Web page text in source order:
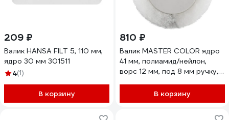
209 ₽
Валик HANSA FILT 5, 110 мм,
ядро 30 мм 301511
4(1)
В корзину
810 ₽
Валик MASTER COLOR ядро
41 мм, полиамид/нейлон,
ворс 12 мм, под 8 мм ручку,
В корзину